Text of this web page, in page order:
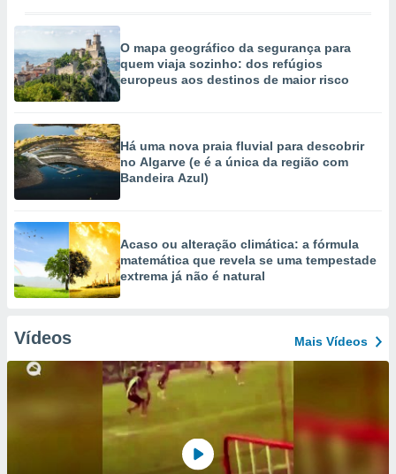
O mapa geográfico da segurança para
quem viaja sozinho: dos refúgios
europeus aos destinos de maior risco
Há uma nova praia fluvial para descobrir
no Algarve (e é a única da região com
Bandeira Azul)
Acaso ou alteração climática: a fórmula
matemática que revela se uma tempestade
extrema já não é natural
Vídeos Mais Vídeos